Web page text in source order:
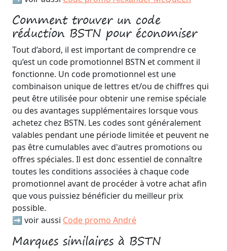
Comment trouver un code
réduction BSTN pour économiser
Tout d’abord, il est important de comprendre ce
qu’est un code promotionnel BSTN et comment il
fonctionne. Un code promotionnel est une
combinaison unique de lettres et/ou de chiffres qui
peut être utilisée pour obtenir une remise spéciale
ou des avantages supplémentaires lorsque vous
achetez chez BSTN. Les codes sont généralement
valables pendant une période limitée et peuvent ne
pas être cumulables avec d'autres promotions ou
offres spéciales. Il est donc essentiel de connaître
toutes les conditions associées à chaque code
promotionnel avant de procéder à votre achat afin
que vous puissiez bénéficier du meilleur prix
possible.
➡️ voir aussi Code promo André
Marques similaires à BSTN